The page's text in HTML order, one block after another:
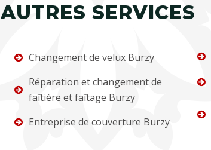
AUTRES SERVICES
Changement de velux Burzy
Réparation et changement de
faîtière et faîtage Burzy
Entreprise de couverture Burzy